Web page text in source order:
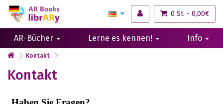
0 St. - 0,00€
AR-Bücher Lerne es kennen! Info
Kontakt
Kontakt